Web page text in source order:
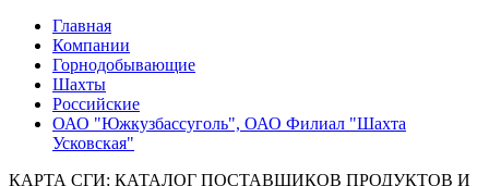
Главная
Компании
Горнодобывающие
Шахты
Российские
ОАО "Южкузбассуголь", ОАО Филиал "Шахта
Усковская"
КАРТА СГИ: КАТАЛОГ ПОСТАВЩИКОВ ПРОДУКТОВ И